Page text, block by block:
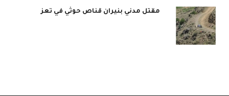
مقتل مدني بنيران قناص حوثي في تعز